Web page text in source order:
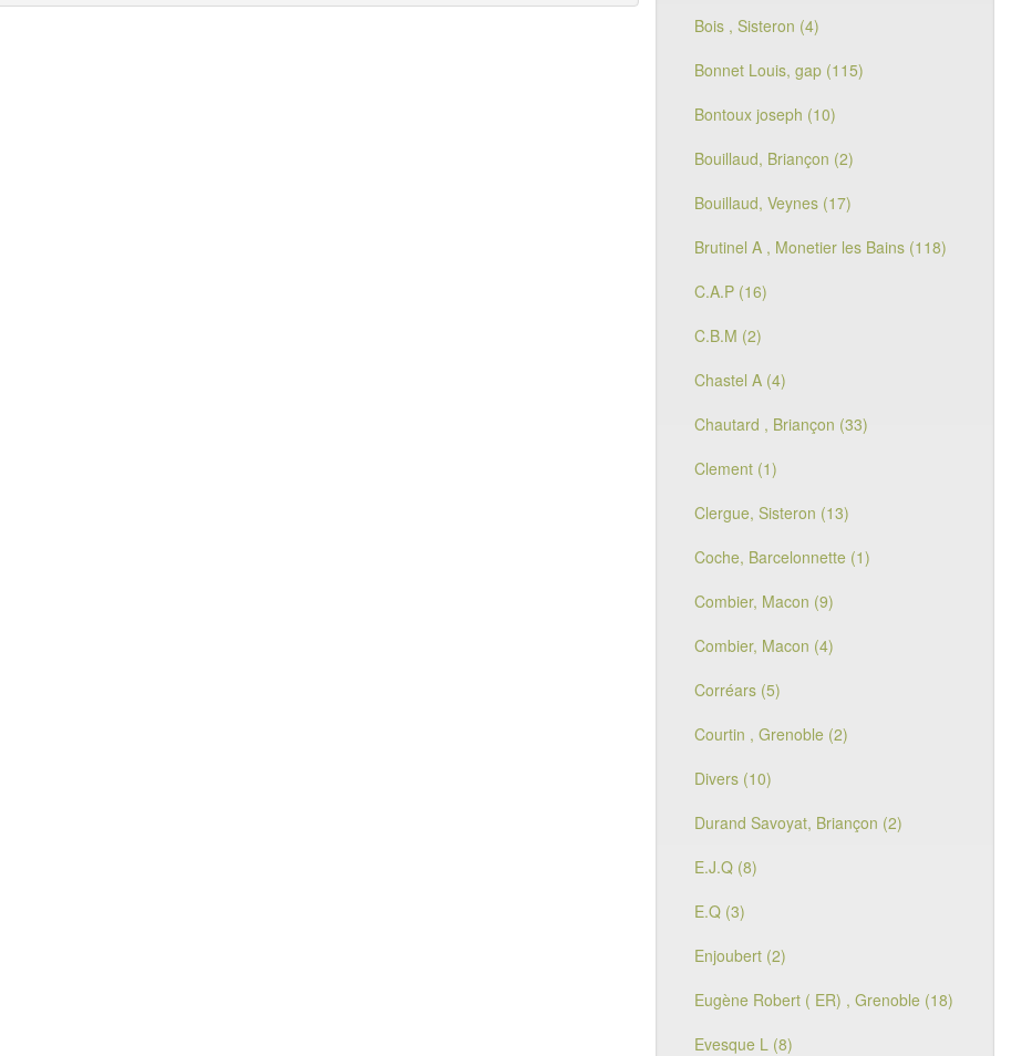
Bois , Sisteron (4)
Bonnet Louis, gap (115)
Bontoux joseph (10)
Bouillaud, Briançon (2)
Bouillaud, Veynes (17)
Brutinel A , Monetier les Bains (118)
C.A.P (16)
C.B.M (2)
Chastel A (4)
Chautard , Briançon (33)
Clement (1)
Clergue, Sisteron (13)
Coche, Barcelonnette (1)
Combier, Macon (9)
Combier, Macon (4)
Corréars (5)
Courtin , Grenoble (2)
Divers (10)
Durand Savoyat, Briançon (2)
E.J.Q (8)
E.Q (3)
Enjoubert (2)
Eugène Robert ( ER) , Grenoble (18)
Evesque L (8)